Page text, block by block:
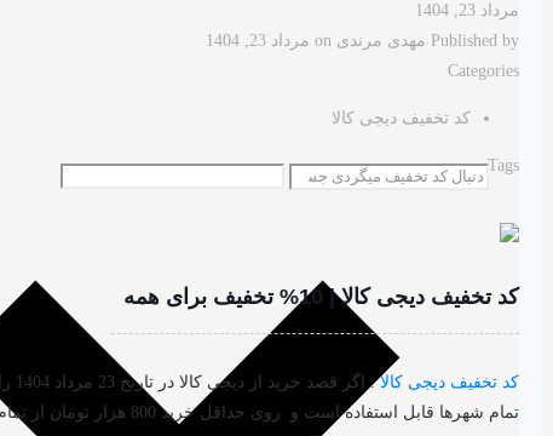
مرداد 23, 1404
Published by مهدی مرندی on مرداد 23, 1404
Categories
کد تخفیف دیجی کالا
Tags
کد تخفیف دیجی کالا | 10% تخفیف برای همه
کد تخفیف دیجی کالا
تمام شهرها قابل استفاده است و روی حداقل خرید 800 هزار تومان از تمام دسته بندی ها به جز طلا اعمال می شود.